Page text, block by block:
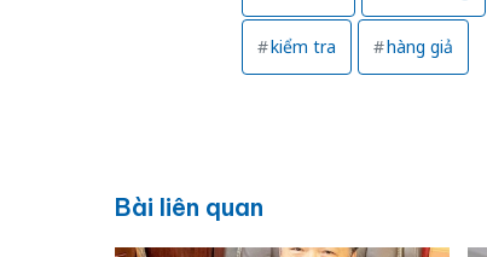
kiểm tra hàng giả
Bài liên quan